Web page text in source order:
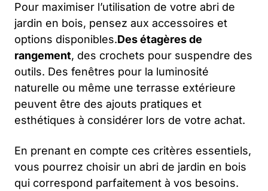
Pour maximiser l’utilisation de votre abri de
jardin en bois, pensez aux accessoires et
options disponibles.Des étagères de
rangement, des crochets pour suspendre des
outils. Des fenêtres pour la luminosité
naturelle ou même une terrasse extérieure
peuvent être des ajouts pratiques et
esthétiques à considérer lors de votre achat.
En prenant en compte ces critères essentiels,
vous pourrez choisir un abri de jardin en bois
qui correspond parfaitement à vos besoins.